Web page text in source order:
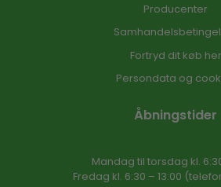
Producenter
Fortryd dit køb her
Persondata og
Åbningstider
Mandag til torsdag kl.
Fredag kl. 6:30 – 13:00